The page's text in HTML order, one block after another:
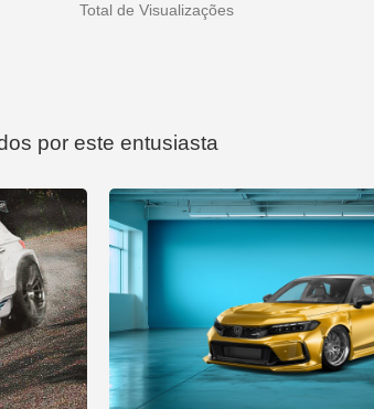
Total de Visualizações
por este entusiasta